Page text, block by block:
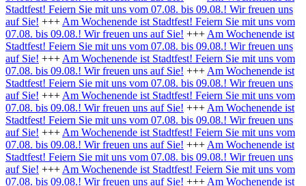
Stadtfest! Feiern Sie mit uns vom 07.08. bis 09.08.! Wir freuen uns
auf Sie! +++ Am Wochenende ist Stadtfest! Feiern Sie mit uns vom
07.08. bis 09.08.! Wir freuen uns auf Sie! +++ Am Wochenende ist
Stadtfest! Feiern Sie mit uns vom 07.08. bis 09.08.! Wir freuen uns
auf Sie! +++ Am Wochenende ist Stadtfest! Feiern Sie mit uns vom
07.08. bis 09.08.! Wir freuen uns auf Sie! +++ Am Wochenende ist
Stadtfest! Feiern Sie mit uns vom 07.08. bis 09.08.! Wir freuen uns
auf Sie! +++ Am Wochenende ist Stadtfest! Feiern Sie mit uns vom
07.08. bis 09.08.! Wir freuen uns auf Sie! +++ Am Wochenende ist
Stadtfest! Feiern Sie mit uns vom 07.08. bis 09.08.! Wir freuen uns
auf Sie! +++ Am Wochenende ist Stadtfest! Feiern Sie mit uns vom
07.08. bis 09.08.! Wir freuen uns auf Sie! +++ Am Wochenende ist
Stadtfest! Feiern Sie mit uns vom 07.08. bis 09.08.! Wir freuen uns
auf Sie! +++ Am Wochenende ist Stadtfest! Feiern Sie mit uns vom
07.08. bis 09.08.! Wir freuen uns auf Sie! +++ Am Wochenende ist